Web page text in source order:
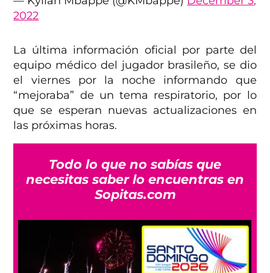
2022
La última información oficial por parte del
equipo médico del jugador brasileño, se dio
el viernes por la noche informando que
“mejoraba” de un tema respiratorio, por lo
que se esperan nuevas actualizaciones en
las próximas horas.
Todo lo que no sabías que
necesitas saber lo encuentras en
Sopitas.com